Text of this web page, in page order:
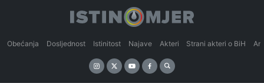
Obećanja Dosljednost Istinitost Najave Akteri Strani akteri o BiH